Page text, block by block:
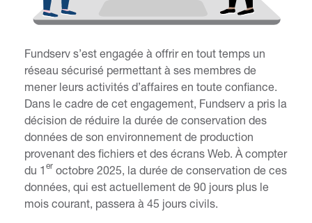
Fundserv s’est engagée à offrir en tout temps un
réseau sécurisé permettant à ses membres de
mener leurs activités d’affaires en toute confiance.
Dans le cadre de cet engagement, Fundserv a pris la
décision de réduire la durée de conservation des
données de son environnement de production
provenant des fichiers et des écrans Web. À compter
du 1 er octobre 2025, la durée de conservation de ces
données, qui est actuellement de 90 jours plus le
mois courant, passera à 45 jours civils.